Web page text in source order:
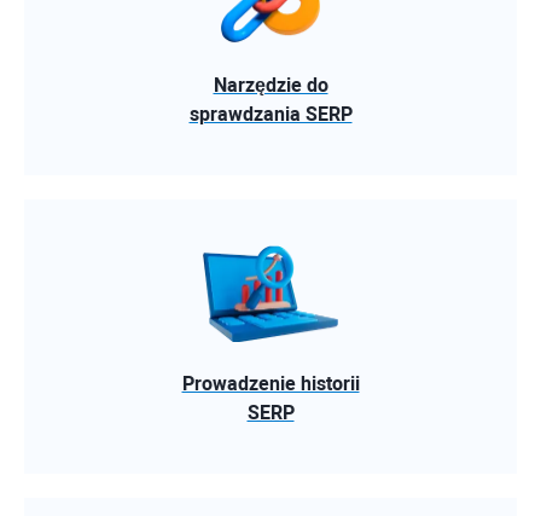
Narzędzie do
sprawdzania SERP
Prowadzenie historii
SERP